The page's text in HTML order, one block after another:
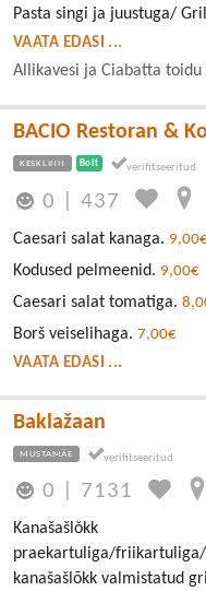
Pasta singi ja juustuga/
VAATA EDASI ...
Allikavesi ja Ciabatta toidu
BACIO Restoran &
KESKLINN Bolt
0 |437
Caesari salat kanaga.
Kodused pelmeenid. 9,00€
Caesari salat tomatiga.
Borš veiselihaga. 7,00€
VAATA EDASI ...
Baklažaan
MUSTAMÄE
0 7131
Kanašašlǒkk
praekartuliga/friikartuliga/
kanašašlõkk valmistatud